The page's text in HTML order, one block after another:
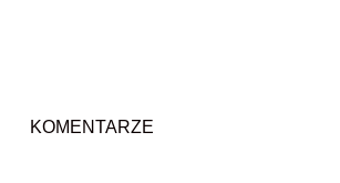
KOMENTARZE